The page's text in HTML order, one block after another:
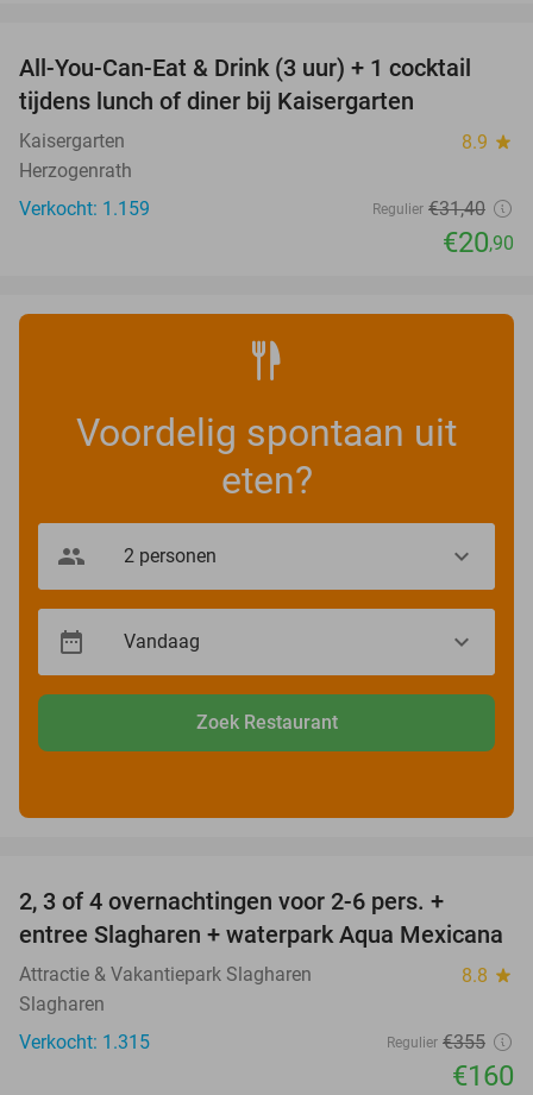
33%
All-You-Can-Eat & Drink (3 uur) + 1 cocktail
tijdens lunch of diner bij Kaisergarten
Kaisergarten 8.9 star
Herzogenrath
Verkocht: 1.159
Regulier €31,40
€20,90
Voordelig spontaan uit
eten?
Zoek Restaurant
2, 3 of 4 overnachtingen voor 2-6 pers. +
entree Slagharen + waterpark Aqua Mexicana
Attractie & Vakantiepark Slagharen 8.8 star
Slagharen
Verkocht: 1.315
Regulier €355
€160